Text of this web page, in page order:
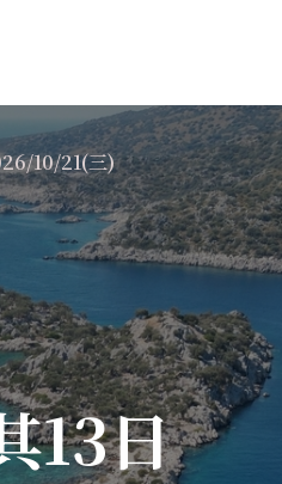
非洲、中東
埃及
摩洛哥
突尼西亞
肯亞．坦尚尼亞
沙烏地阿拉伯
海三
利亞
馬尼
北歐
北歐．法羅 羅弗
敦
北歐．挪威峽灣
冰島
13日
10/21(三)
行程地圖 每日行程